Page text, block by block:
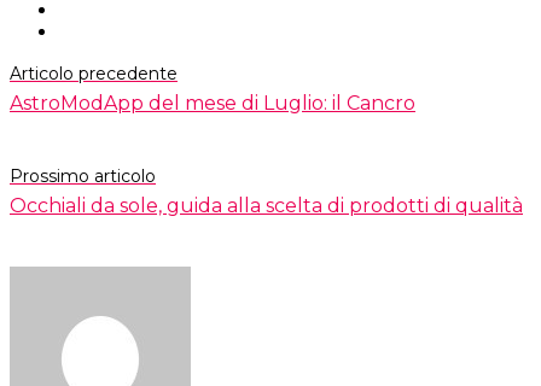
Articolo precedente
AstroModApp del mese di Luglio: il Cancro
Prossimo articolo
Occhiali da sole, guida alla scelta di prodotti di qualità